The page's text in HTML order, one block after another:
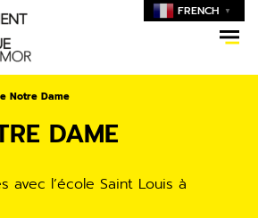
FRENCH ▼
Notre Dame
DAME
avec l’école Saint Louis à